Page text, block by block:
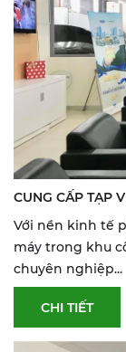
CUNG CẤP TẠP
Với nền kinh tế
máy trong khu
chuyên nghiệp...
CHI TIẾT